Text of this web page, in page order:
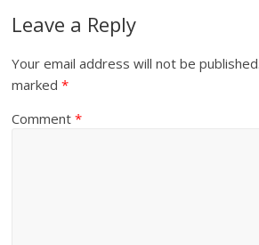
Leave a Reply
Your email address will not be published.
marked*
Comment*